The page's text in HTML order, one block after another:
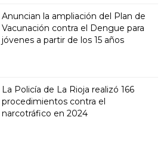
Anuncian la ampliación del Plan de
Vacunación contra el Dengue para
jóvenes a partir de los 15 años
La Policía de La Rioja realizó 166
procedimientos contra el
narcotráfico en 2024